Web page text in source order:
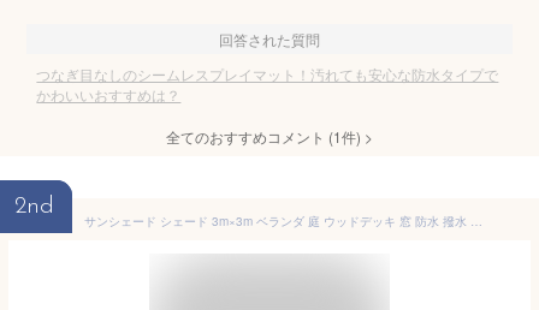
回答された質問
つなぎ目なしのシームレスプレイマット！汚れても安心な防水タイプで
かわいいおすすめは？
全てのおすすめコメント (1件) >
2nd
サンシェード シェード 3m×3m ベランダ 庭 ウッドデッキ 窓 防水 撥水 大型 日よけ 日除け UVカット 雨よけ おしゃれ アイボリー アプリコット グレー グレージュ キャメル ブラウン